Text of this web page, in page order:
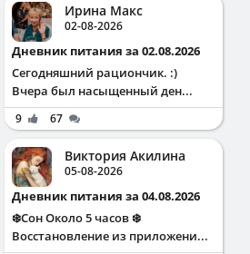
Ирина Макс
02-08-2026
Дневник питания за 02.08.2026
Сегодняшний рациончик. :)
Вчера был насыщенный ден...
9 67
Виктория Акилина
05-08-2026
Дневник питания за 04.08.2026
❄️Сон Около 5 часов ❄️
Восстановление из приложени...